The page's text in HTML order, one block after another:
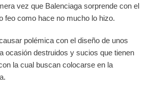
vez que Balenciaga sorprende con el
feo como hace no mucho lo hizo.
polémica con el diseño de unos
ocasión destruidos y sucios que tienen
la cual buscan colocarse en la